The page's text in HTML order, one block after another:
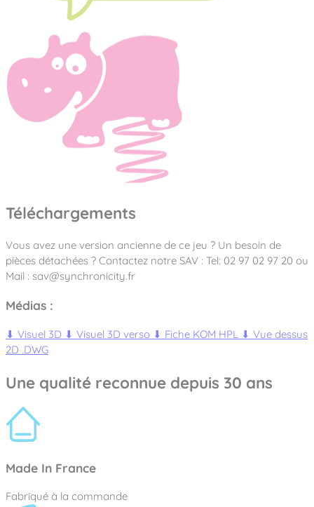
Téléchargements
Vous avez une version ancienne de ce jeu ? Un besoin de
pièces détachées ? Contactez notre SAV : Tel: 02 97 02 97 20 ou
Mail : sav@synchronicity.fr
Médias :
⬇ Visuel 3D ⬇ Visuel 3D verso ⬇ Fiche KOM HPL ⬇ Vue dessus
2D .DWG
Une qualité reconnue depuis 30 ans
Made In France
Fabriqué à la commande